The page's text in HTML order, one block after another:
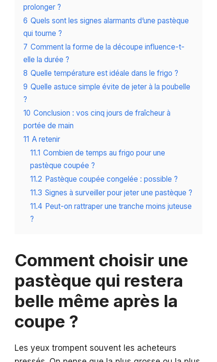
prolonger ?
6 Quels sont les signes alarmants d’une pastèque
qui tourne ?
7 Comment la forme de la découpe influence-t-
elle la durée ?
8 Quelle température est idéale dans le frigo ?
9 Quelle astuce simple évite de jeter à la poubelle
?
10 Conclusion : vos cinq jours de fraîcheur à
portée de main
11 A retenir
11.1 Combien de temps au frigo pour une
pastèque coupée ?
11.2 Pastèque coupée congelée : possible ?
11.3 Signes à surveiller pour jeter une pastèque ?
11.4 Peut-on rattraper une tranche moins juteuse
?
Comment choisir une
pastèque qui restera
belle même après la
coupe ?
Les yeux trompent souvent les acheteurs